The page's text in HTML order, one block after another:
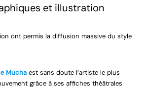
et illustration
ont permis la diffusion massive du style
Muchaest sans doute l’artiste le plus
grâce à ses affiches théâtrales